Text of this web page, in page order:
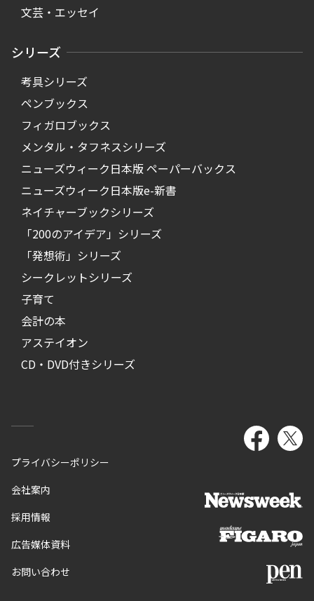
文芸・エッセイ
シリーズ
考具シリーズ
ペンブックス
フィガロブックス
メンタル・タフネスシリーズ
ニューズウィーク日本版 ペーパーバックス
ニューズウィーク日本版e-新書
ネイチャーブックシリーズ
「200のアイデア」シリーズ
「発想術」シリーズ
シークレットシリーズ
子育て
会計の本
アステイオン
CD・DVD付きシリーズ
プライバシーポリシー
会社案内
採用情報
広告媒体資料
お問い合わせ